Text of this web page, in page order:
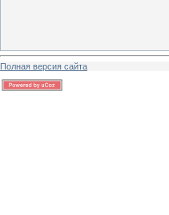
Полная версия сайта